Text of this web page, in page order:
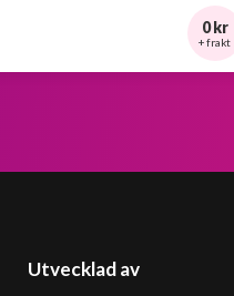
0 kr
+ frakt
Utvecklad av